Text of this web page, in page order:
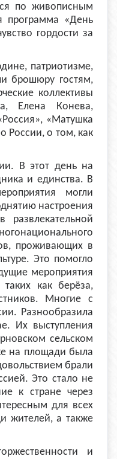
по живописным
программа «День
гордости за
патриотизме,
брошюру гостям,
коллективы
Елена Конева,
«Матушка
России, о том, как
В этот день на
и единства. В
могли
настроения
проживающих в
Это помогло
мероприятия
как берёза,
Многие с
Разнообразила
Их выступления
сельском
на площади была
брали
Это стало не
к стране через
для всех
жителей, а также
и